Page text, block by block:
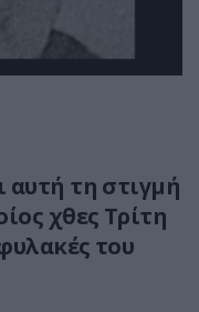
αυτή τη στιγμή
χθες Τρίτη
του